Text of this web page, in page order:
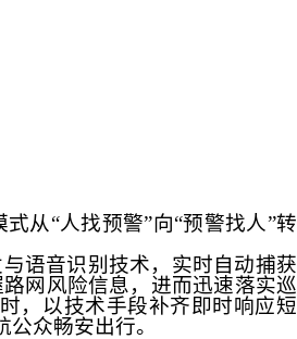
式从“人找预警”向“预警找人”转
语音识别技术，实时自动捕获
网风险信息，进而迅速落实巡
，以技术手段补齐即时响应短
众畅安出行。